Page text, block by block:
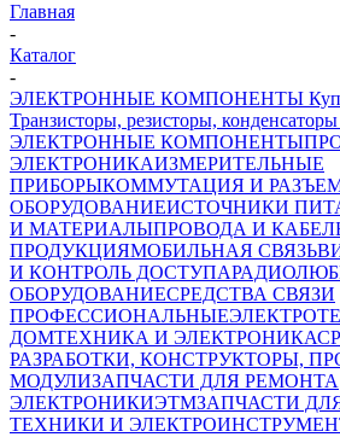
Главная
-
Каталог
-
ЭЛЕКТРОННЫЕ КОМПОНЕНТЫ
Транзисторы, резисторы,
ЭЛЕКТРОННЫЕ КОМПОНЕНТЫ
ЭЛЕКТРОНИКАИЗМЕРИТЕЛЬНЫЕ
ПРИБОРЫКОММУТАЦИЯ И
ОБОРУДОВАНИЕИСТОЧНИКИ
И МАТЕРИАЛЫПРОВОДА И
ПРОДУКЦИЯМОБИЛЬНАЯ СВЯЗЬ
И КОНТРОЛЬ ДОСТУПА
ОБОРУДОВАНИЕСРЕДСТВА СВЯЗИ
ПРОФЕССИОНАЛЬНЫЕ
ДОМТЕХНИКА И ЭЛЕКТРОНИКА
РАЗРАБОТКИ, КОНСТРУКТОРЫ,
МОДУЛИЗАПЧАСТИ ДЛЯ РЕМОНТА
ЭЛЕКТРОНИКИЭТМЗАПЧАСТИ
ТЕХНИКИ И